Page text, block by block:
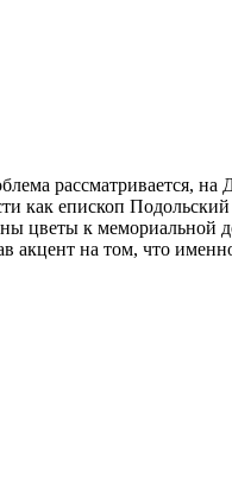
рассматривается,
как епископ
цветы к мемориальной
на том, что